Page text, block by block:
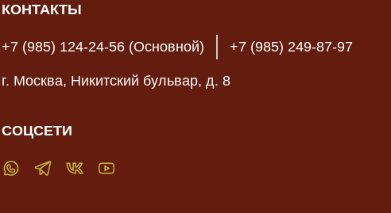
КОНТАКТЫ
+7 (985) 124-24-56 (Основной) +7 (985) 249-87-97
г. Москва, Никитский бульвар, д. 8
СОЦСЕТИ